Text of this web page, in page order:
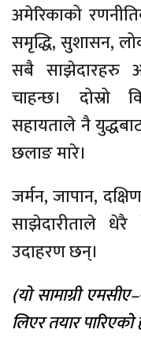
अमेरिकाको
समृद्धि, सुशासन,
सबै साझेदारहरु
चाहन्छ। दोस्रो
सहायताले नै
छलाङ मारे।
जर्मन, जापान,
साझेदारीताले
उदाहरण छन्।
(यो सामाग्री
लिएर तयार पारिएको